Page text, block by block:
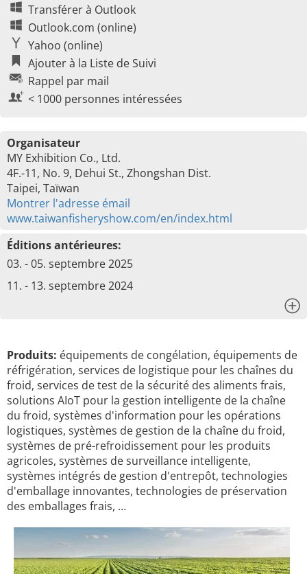
Transférer à Outlook
Outlook.com (online)
Yahoo (online)
Ajouter à la Liste de Suivi
Rappel par mail
< 1000 personnes intéressées
Organisateur
MY Exhibition Co., Ltd.
4F.-11, No. 9, Dehui St., Zhongshan Dist.
Taipei, Taïwan
Montrer l'adresse émail
www.taiwanfisheryshow.com/en/index.html
Éditions antérieures:
03. - 05. septembre 2025
11. - 13. septembre 2024
Produits: équipements de congélation, équipements de
réfrigération, services de logistique pour les chaînes du
froid, services de test de la sécurité des aliments frais,
solutions AIoT pour la gestion intelligente de la chaîne
du froid, systèmes d'information pour les opérations
logistiques, systèmes de gestion de la chaîne du froid,
systèmes de pré-refroidissement pour les produits
agricoles, systèmes de surveillance intelligente,
systèmes intégrés de gestion d'entrepôt, technologies
d'emballage innovantes, technologies de préservation
des emballages frais, …